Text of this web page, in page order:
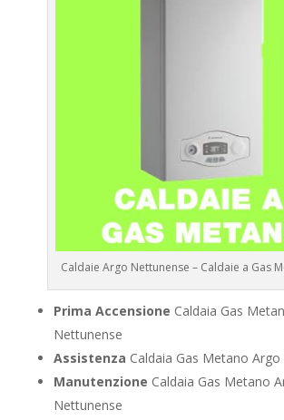
Caldaie Argo Nettunense – Caldaie a Gas
Prima Accensione Caldaia Gas
Nettunense
Assistenza Caldaia Gas Metano
Manutenzione Caldaia Gas Metano
Nettunense